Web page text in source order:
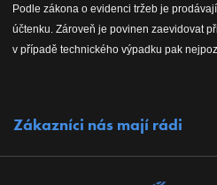
Reklamační řád
Koho podporujeme
Podle zákona o evidenci tržeb je
účtenku. Zároveň je povinen zaevidovat
v případě technického výpadku pak
Zákazníci nás mají rádi